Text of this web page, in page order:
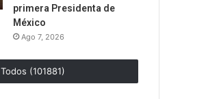
primera Presidenta de
México
Ago 7, 2026
Todos (101881)